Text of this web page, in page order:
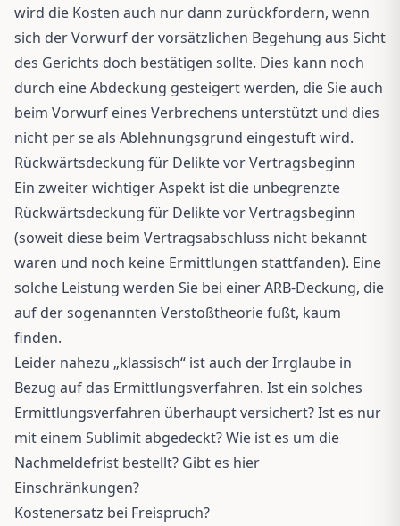
wird die Kosten auch nur dann zurückfordern, wenn
sich der Vorwurf der vorsätzlichen Begehung aus Sicht
des Gerichts doch bestätigen sollte. Dies kann noch
durch eine Abdeckung gesteigert werden, die Sie auch
beim Vorwurf eines Verbrechens unterstützt und dies
nicht per se als Ablehnungsgrund eingestuft wird.
Rückwärtsdeckung für Delikte vor Vertragsbeginn
Ein zweiter wichtiger Aspekt ist die unbegrenzte
Rückwärtsdeckung für Delikte vor Vertragsbeginn
(soweit diese beim Vertragsabschluss nicht bekannt
waren und noch keine Ermittlungen stattfanden). Eine
solche Leistung werden Sie bei einer ARB-Deckung, die
auf der sogenannten Verstoßtheorie fußt, kaum
finden.
Leider nahezu „klassisch“ ist auch der Irrglaube in
Bezug auf das Ermittlungsverfahren. Ist ein solches
Ermittlungsverfahren überhaupt versichert? Ist es nur
mit einem Sublimit abgedeckt? Wie ist es um die
Nachmeldefrist bestellt? Gibt es hier
Einschränkungen?
Kostenersatz bei Freispruch?